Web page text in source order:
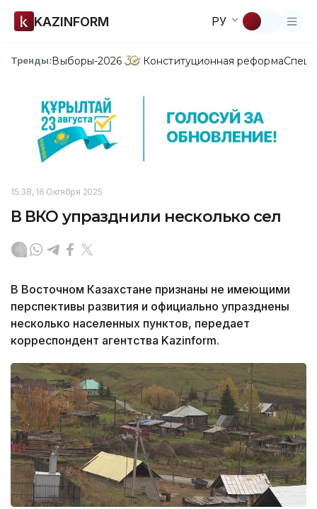
KAZINFORM РУ
Тренды:Выборы-2026 Конституционная реформа
15:38, 16 Октября 2025
В ВКО упразднили несколько сел
В Восточном Казахстане признаны не имеющими
перспективы развития и официально упразднены
несколько населенных пунктов, передает
корреспондент агентства Kazinform.